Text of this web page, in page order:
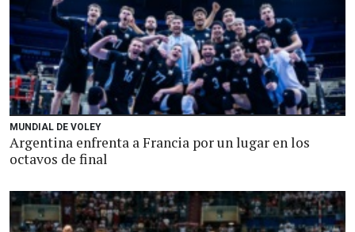
MUNDIAL DE VOLEY
Argentina enfrenta a Francia por un lugar en los
octavos de final